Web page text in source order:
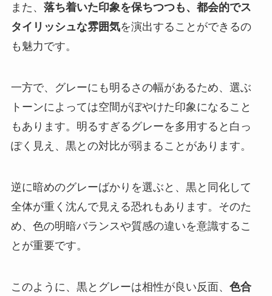
また、 落ち着いた印象を保ちつつも、都会的でス
タイリッシュな雰囲気を演出することができるの
も魅力です。
一方で、グレーにも明るさの幅があるため、選ぶ
トーンによっては空間がぼやけた印象になること
もあります。明るすぎるグレーを多用すると白っ
ぽく見え、黒との対比が弱まることがあります。
逆に暗めのグレーばかりを選ぶと、黒と同化して
全体が重く沈んで見える恐れもあります。そのた
め、色の明暗バランスや質感の違いを意識するこ
とが重要です。
このように、黒とグレーは相性が良い反面、 色合